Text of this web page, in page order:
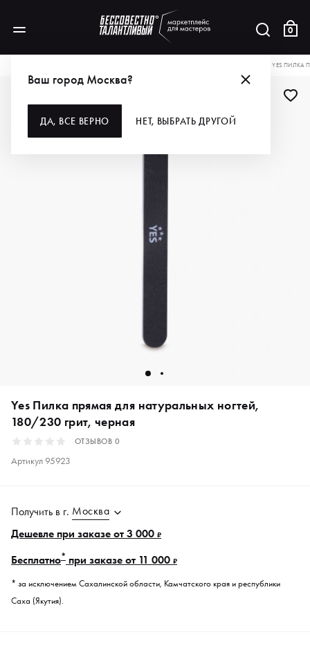
0
Ваш город Москва?
ДА, ВСЕ ВЕРНО НЕТ, ВЫБРАТЬ ДРУГОЙ
YES ПИЛКА
Yes Пилка прямая для натуральных ногтей,
180/230 грит, черная
ОТЗЫВОВ 0
Артикул 95923
Получить в г. Москва
Дешевле при заказе от 3 000 ₽
Бесплатно* при заказе от 11 000 ₽
* за исключением Сахалинской области, Камчатского края и республики
Саха (Якутия).